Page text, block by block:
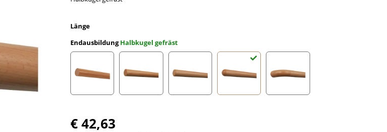
Länge
EndausbildungHalbkugel gefräst
€ 42,63